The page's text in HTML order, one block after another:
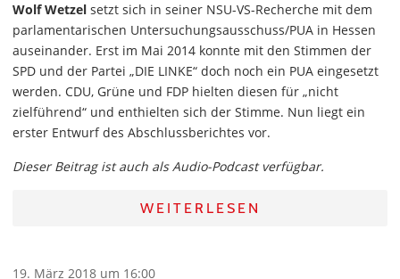
Wolf Wetzel setzt sich in seiner NSU-VS-Recherche mit dem
parlamentarischen Untersuchungsausschuss/PUA in Hessen
auseinander. Erst im Mai 2014 konnte mit den Stimmen der
SPD und der Partei „DIE LINKE“ doch noch ein PUA eingesetzt
werden. CDU, Grüne und FDP hielten diesen für „nicht
zielführend“ und enthielten sich der Stimme. Nun liegt ein
erster Entwurf des Abschlussberichtes vor.
Dieser Beitrag ist auch als Audio-Podcast verfügbar.
WEITERLESEN
19. März 2018 um 16:00